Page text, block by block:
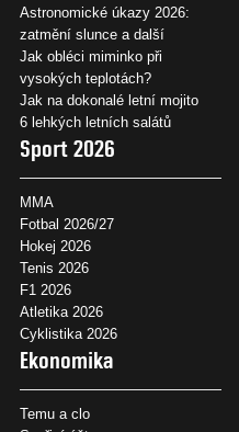
Astronomické úkazy 2026:
zatmění slunce a další
Jak obléci miminko při
vysokých teplotách?
Jak na dokonalé letní mojito
6 lehkých letních salátů
Sport 2026
MMA
Fotbal 2026/27
Hokej 2026
Tenis 2026
F1 2026
Atletika 2026
Cyklistika 2026
Ekonomika
Temu a clo